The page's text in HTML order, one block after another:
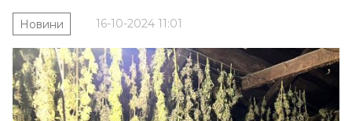
16-10-2024 11:01
Новини